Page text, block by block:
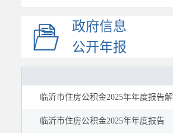
社会福利
社会保险
医疗健康
公共文化体育
政府信息
公开年报
临沂市住房公积金2025年年度报告
临沂市住房公积金2025年年度报告